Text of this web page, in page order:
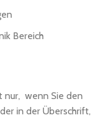
Bereich
nur, wenn Sie den
in der Überschrift,